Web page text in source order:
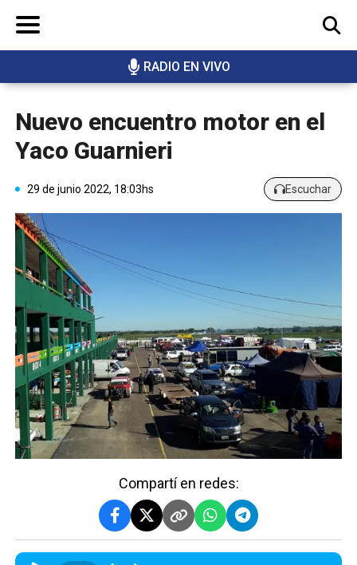
RADIO EN VIVO
BUSCAR
Nuevo encuentro motor en el
Yaco Guarnieri
29 de junio 2022, 18:03hs Escuchar
Compartí en redes: